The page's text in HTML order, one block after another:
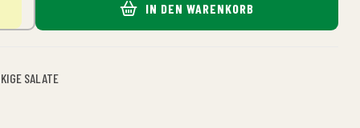
IN DEN WARENKORB
SALATE